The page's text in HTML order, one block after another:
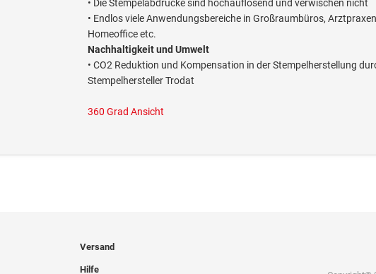
• Die Stempelabdrücke sind hochauflösend und verwischen nicht
• Endlos viele Anwendungsbereiche in Großraumbüros,
Homeoffice etc.
Nachhaltigkeit und Umwelt
• CO2 Reduktion und Kompensation in der Stempelherstellung
Stempelhersteller Trodat
360 Grad Ansicht
Versand
Hilfe